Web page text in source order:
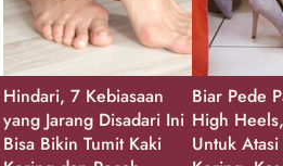
Hindari, 7 Kebiasaan
yang Jarang Disadari Ini
Bisa Bikin Tumit Kaki
Biar Pede
High
Untuk